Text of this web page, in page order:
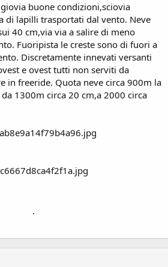
buone condizioni,sciovia
di lapilli trasportati dal vento. Neve
40 cm,via via a salire di meno
Fuoripista le creste sono di fuori a
Discretamente innevati versanti
e ovest tutti non serviti da
in freeride. Quota neve circa 900m la
1300m circa 20 cm,a 2000 circa
.